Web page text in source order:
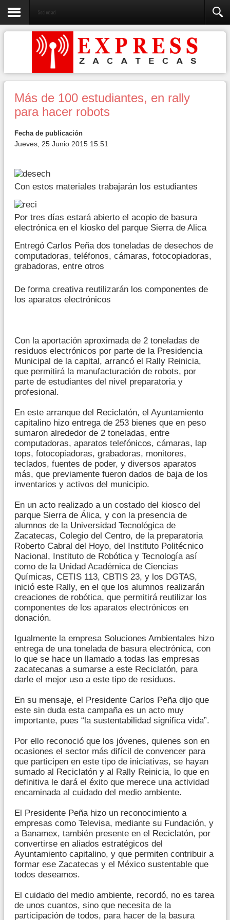
Sociedad
Más de 100 estudiantes, en rally
para hacer robots
Fecha de publicación
Jueves, 25 Junio 2015 15:51
Con estos materiales trabajarán los estudiantes
Por tres días estará abierto el acopio de basura
electrónica en el kiosko del parque Sierra de Alica
Entregó Carlos Peña dos toneladas de desechos de
computadoras, teléfonos, cámaras, fotocopiadoras,
grabadoras, entre otros
De forma creativa reutilizarán los componentes de
los aparatos electrónicos
Con la aportación aproximada de 2 toneladas de
residuos electrónicos por parte de la Presidencia
Municipal de la capital, arrancó el Rally Reinicia,
que permitirá la manufacturación de robots, por
parte de estudiantes del nivel preparatoria y
profesional.
En este arranque del Reciclatón, el Ayuntamiento
capitalino hizo entrega de 253 bienes que en peso
sumaron alrededor de 2 toneladas, entre
computadoras, aparatos telefónicos, cámaras, lap
tops, fotocopiadoras, grabadoras, monitores,
teclados, fuentes de poder, y diversos aparatos
más, que previamente fueron dados de baja de los
inventarios y activos del municipio.
En un acto realizado a un costado del kiosco del
parque Sierra de Álica, y con la presencia de
alumnos de la Universidad Tecnológica de
Zacatecas, Colegio del Centro, de la preparatoria
Roberto Cabral del Hoyo, del Instituto Politécnico
Nacional, Instituto de Robótica y Tecnología así
como de la Unidad Académica de Ciencias
Químicas, CETIS 113, CBTIS 23, y los DGTAS,
inició este Rally, en el que los alumnos realizarán
creaciones de robótica, que permitirá reutilizar los
componentes de los aparatos electrónicos en
donación.
Igualmente la empresa Soluciones Ambientales hizo
entrega de una tonelada de basura electrónica, con
lo que se hace un llamado a todas las empresas
zacatecanas a sumarse a este Reciclatón, para
darle el mejor uso a este tipo de residuos.
En su mensaje, el Presidente Carlos Peña dijo que
este sin duda esta campaña es un acto muy
importante, pues “la sustentabilidad significa vida”.
Por ello reconoció que los jóvenes, quienes son en
ocasiones el sector más difícil de convencer para
que participen en este tipo de iniciativas, se hayan
sumado al Reciclatón y al Rally Reinicia, lo que en
definitiva le dará el éxito que merece una actividad
encaminada al cuidado del medio ambiente.
El Presidente Peña hizo un reconocimiento a
empresas como Televisa, mediante su Fundación, y
a Banamex, también presente en el Reciclatón, por
convertirse en aliados estratégicos del
Ayuntamiento capitalino, y que permiten contribuir a
formar ese Zacatecas y el México sustentable que
todos deseamos.
El cuidado del medio ambiente, recordó, no es tarea
de unos cuantos, sino que necesita de la
participación de todos, para hacer de la basura